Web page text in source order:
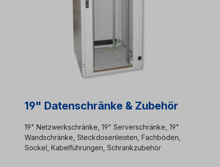
19" Datenschränke & Zubehör
19" Netzwerkschränke, 19" Serverschränke, 19"
Wandschränke, Steckdosenleisten, Fachböden,
Sockel, Kabelführungen, Schrankzubehör